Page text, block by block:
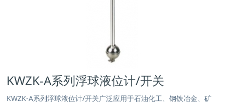
KWZK-A系列浮球液位计/开关
KWZK-A系列浮球液位计/开关广泛应用于石油化工、钢铁冶金、矿